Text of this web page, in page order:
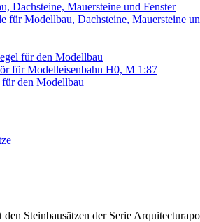
Dachsteine, Mauersteine und Fenster
für Modellbau, Dachsteine, Mauersteine
für den Modellbau
für Modelleisenbahn H0, M 1:87
den Modellbau
Steinbausätzen der Serie